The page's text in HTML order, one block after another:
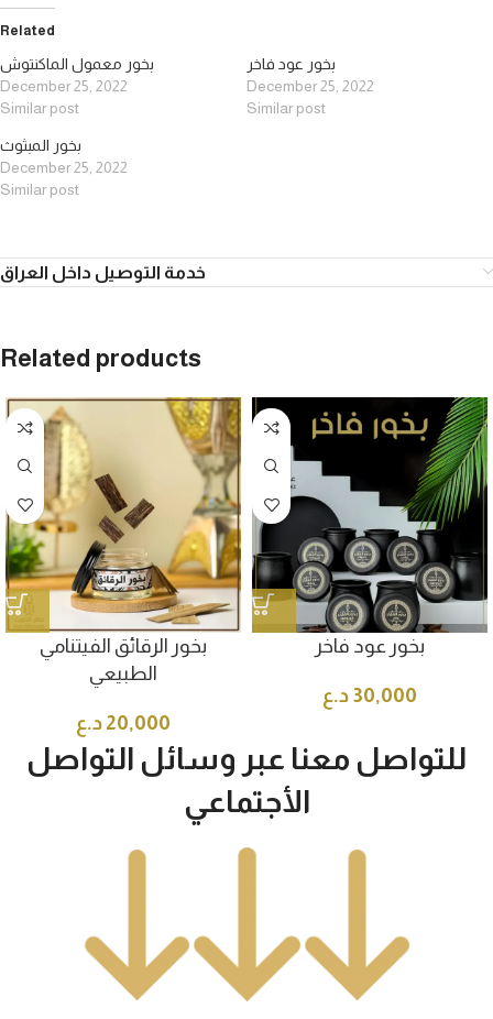
Related
بخور معمول الماكنتوش
December 25, 2022
Similar post
بخور عود فاخر
December 25, 2022
Similar post
بخور المبثوث
December 25, 2022
Similar post
خدمة التوصيل داخل العراق
Related products
بخور الرقائق الفيتنامي
الطبيعي
20,000 د.ع
بخور عود فاخر
30,000 د.ع
للتواصل معنا عبر وسائل التواصل
الأجتماعي